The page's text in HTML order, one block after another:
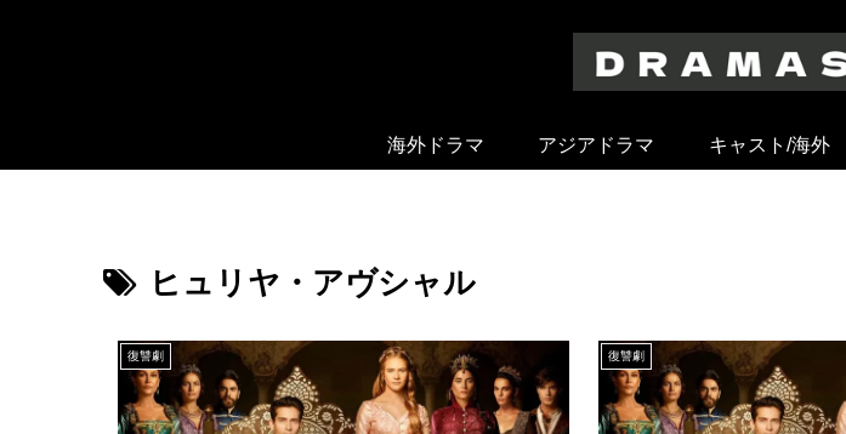
海外ドラマ アジアドラマ キャスト/海外
ヒュリヤ・アヴシャル
復讐劇 復讐劇